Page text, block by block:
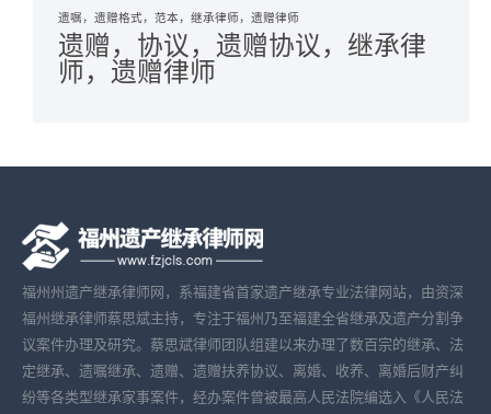
遗嘱，遗赠格式，范本，继承律师，遗赠律师
遗赠，协议，遗赠协议，继承律
师，遗赠律师
福州州遗产继承律师网，系福建省首家遗产继承专业法律网站，由资深
福州继承律师蔡思斌主持，专注于福州乃至福建全省继承及遗产分割争
议案件办理及研究。蔡思斌律师团队组建以来办理了数百宗的继承、法
定继承、遗嘱继承、遗赠、遗赠扶养协议、离婚、收养、离婚后财产纠
纷等各类型继承家事案件，经办案件曾被最高人民法院编选入《人民法